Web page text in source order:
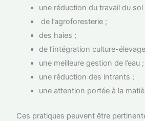
une réduction du travail du sol
de l’agroforesterie ;
des haies ;
de l’intégration culture-
une meilleure gestion de l’eau ;
une réduction des intrants ;
une attention portée à la
Ces pratiques peuvent être